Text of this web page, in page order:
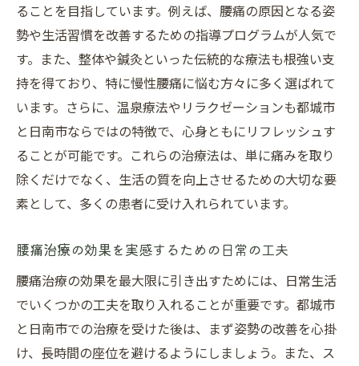
ることを目指しています。例えば、腰痛の原因となる姿
勢や生活習慣を改善するための指導プログラムが人気で
す。また、整体や鍼灸といった伝統的な療法も根強い支
持を得ており、特に慢性腰痛に悩む方々に多く選ばれて
います。さらに、温泉療法やリラクゼーションも都城市
と日南市ならではの特徴で、心身ともにリフレッシュす
ることが可能です。これらの治療法は、単に痛みを取り
除くだけでなく、生活の質を向上させるための大切な要
素として、多くの患者に受け入れられています。
腰痛治療の効果を実感するための日常の工夫
腰痛治療の効果を最大限に引き出すためには、日常生活
でいくつかの工夫を取り入れることが重要です。都城市
と日南市での治療を受けた後は、まず姿勢の改善を心掛
け、長時間の座位を避けるようにしましょう。また、ス